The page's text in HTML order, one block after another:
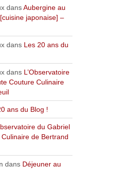
dansAubergine au
japonaise] –
dans Les 20 ans du
dans L’Observatoire
Couture Culinaire
ans du Blog !
du Gabriel
de Bertrand
dans Déjeuner au